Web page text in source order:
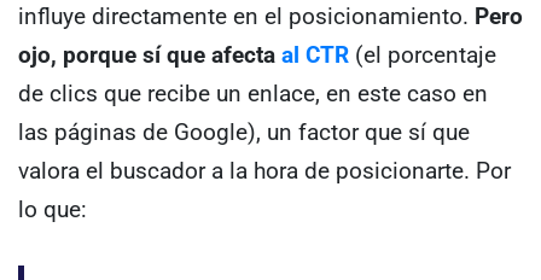
influye directamente en el posicionamiento. Pero
ojo, porque sí que afecta al CTR (el porcentaje
de clics que recibe un enlace, en este caso en
las páginas de Google), un factor que sí que
valora el buscador a la hora de posicionarte. Por
lo que: